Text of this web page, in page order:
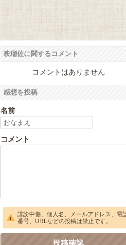
映瑠佐に関するコメント
コメントはありません
感想を投稿
名前
コメント
誹謗中傷、個人名、メールアドレス、電
番号、URLなどの投稿は禁止です。